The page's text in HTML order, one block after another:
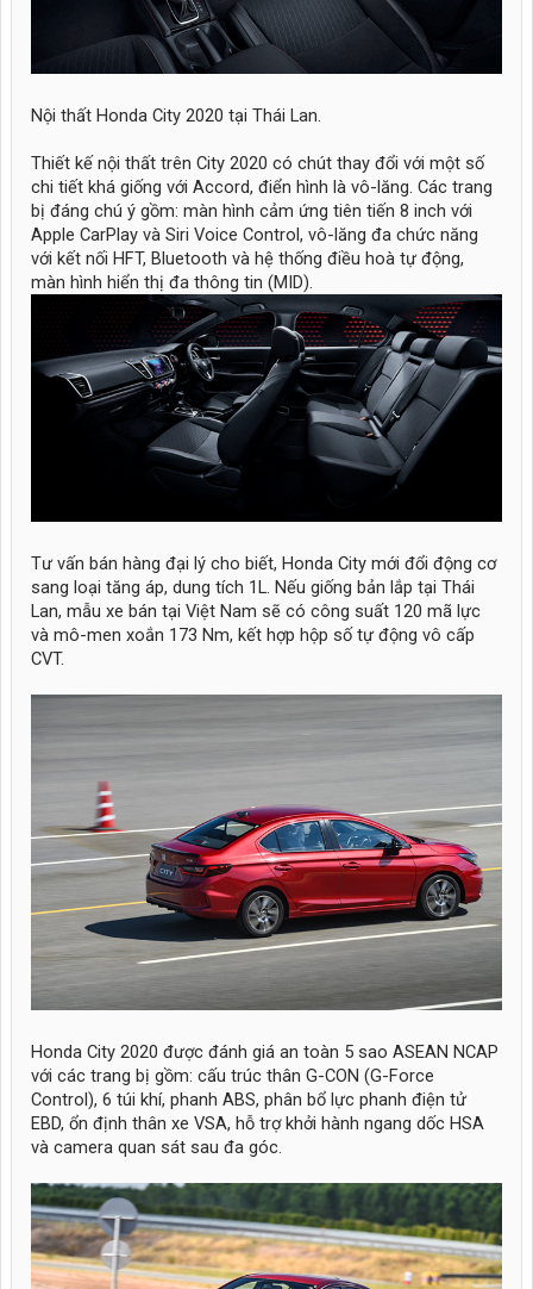
Nội thất Honda City 2020 tại Thái Lan.
Thiết kế nội thất trên City 2020 có chút thay đổi với một số
chi tiết khá giống với Accord, điển hình là vô-lăng. Các trang
bị đáng chú ý gồm: màn hình cảm ứng tiên tiến 8 inch với
Apple CarPlay và Siri Voice Control, vô-lăng đa chức năng
với kết nối HFT, Bluetooth và hệ thống điều hoà tự động,
màn hình hiển thị đa thông tin (MID).
Tư vấn bán hàng đại lý cho biết, Honda City mới đổi động cơ
sang loại tăng áp, dung tích 1L. Nếu giống bản lắp tại Thái
Lan, mẫu xe bán tại Việt Nam sẽ có công suất 120 mã lực
và mô-men xoắn 173 Nm, kết hợp hộp số tự động vô cấp
CVT.
Honda City 2020 được đánh giá an toàn 5 sao ASEAN NCAP
với các trang bị gồm: cấu trúc thân G-CON (G-Force
Control), 6 túi khí, phanh ABS, phân bổ lực phanh điện tử
EBD, ổn định thân xe VSA, hỗ trợ khởi hành ngang dốc HSA
và camera quan sát sau đa góc.